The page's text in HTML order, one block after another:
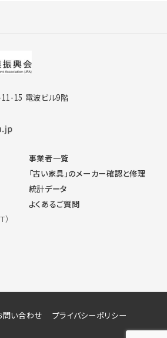
15 電波ビル9階
事業者一覧
「古い家具」のメーカー確認と修理
統計データ
よくあるご質問
問い合わせ
プライバシーポリシー